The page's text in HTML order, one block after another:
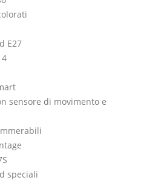
E27
sensore di movimento e
speciali